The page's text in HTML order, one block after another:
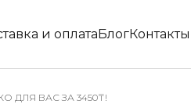
и оплатаБлогКонтакты
ДЛЯ ВАС ЗА 3450₸!